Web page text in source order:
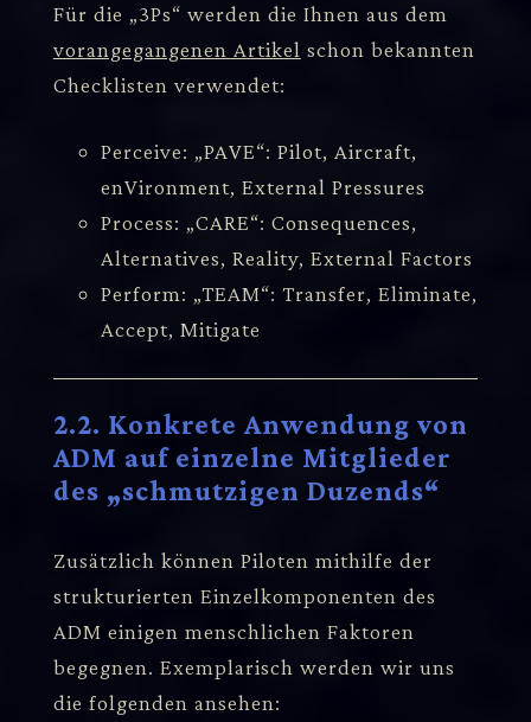
Für die „3Ps“ werden die Ihnen aus dem
vorangegangenen Artikel schon bekannten
Checklisten verwendet:
Perceive: „PAVE“: Pilot, Aircraft,
enVironment, External Pressures
Process: „CARE“: Consequences,
Alternatives, Reality, External Factors
Perform: „TEAM“: Transfer, Eliminate,
Accept, Mitigate
2.2. Konkrete Anwendung von
ADM auf einzelne Mitglieder
des „schmutzigen Duzends“
Zusätzlich können Piloten mithilfe der
strukturierten Einzelkomponenten des
ADM einigen menschlichen Faktoren
begegnen. Exemplarisch werden wir uns
die folgenden ansehen: